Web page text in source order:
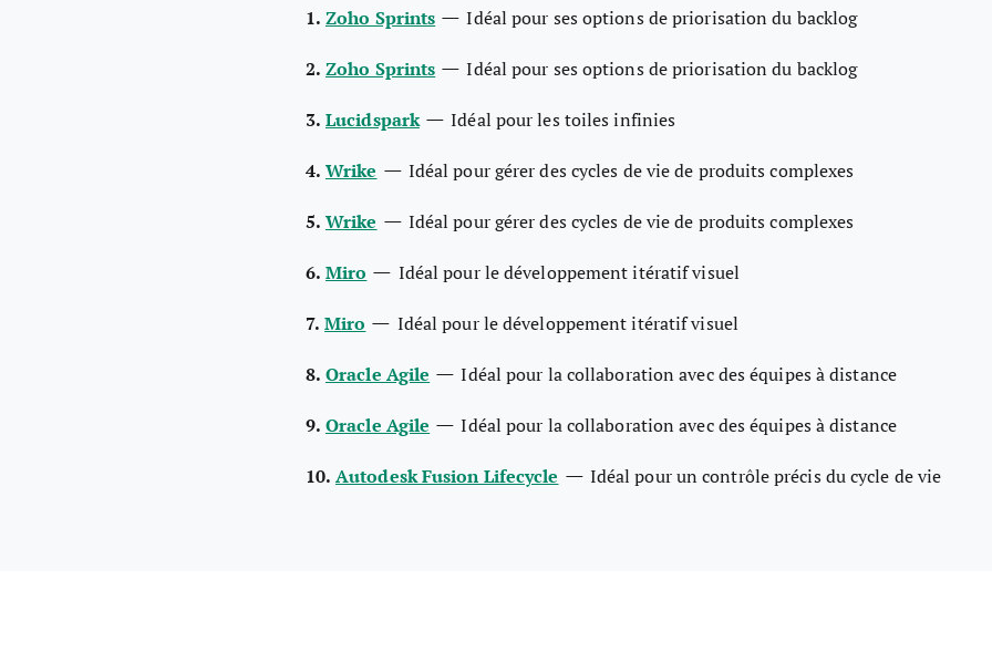
1. Zoho Sprints —Idéal pour ses options de priorisation du backlog
2. Zoho Sprints —Idéal pour ses options de priorisation du backlog
3. Lucidspark —Idéal pour les toiles infinies
4. Wrike — Idéal pour gérer des cycles de vie de produits complexes
5. Wrike — Idéal pour gérer des cycles de vie de produits complexes
6. Miro — Idéal pour le développement itératif visuel
7. Miro — Idéal pour le développement itératif visuel
8. Oracle Agile —Idéal pour la collaboration avec des équipes à distance
9. Oracle Agile —Idéal pour la collaboration avec des équipes à distance
10. Autodesk Fusion Lifecycle — Idéal pour un contrôle précis du cycle de vie